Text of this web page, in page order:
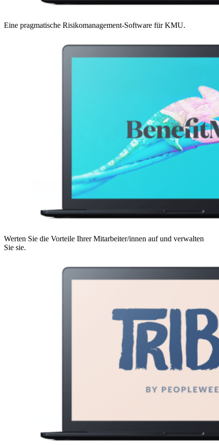
Eine pragmatische Risikomanagement-Software für KMU.
Werten Sie die Vorteile Ihrer Mitarbeiter/innen auf und verwalten
Sie sie.